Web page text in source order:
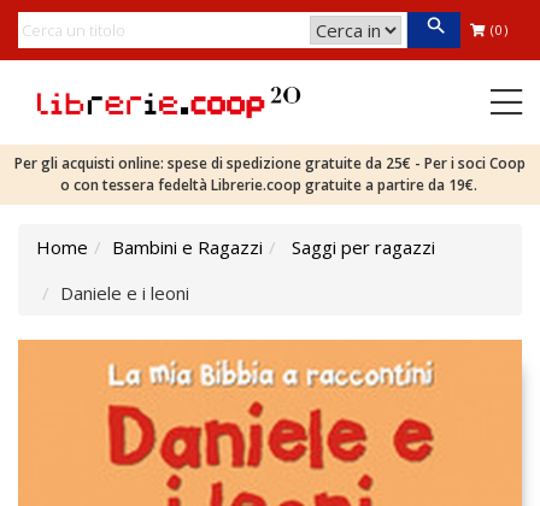
(0)
Per gli acquisti online: spese di spedizione gratuite da 25€ - Per i soci Coop
o con tessera fedeltà Librerie.coop gratuite a partire da 19€.
Home Bambini e Ragazzi
Saggi per ragazzi
Daniele e i leoni